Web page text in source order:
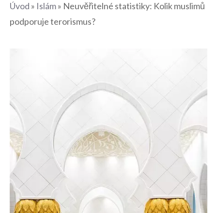
Úvod » Islám» Neuvěřitelné statistiky: Kolik muslimů
podporuje terorismus?